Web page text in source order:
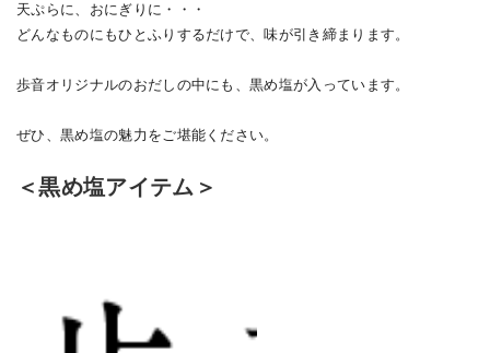
天ぷらに、おにぎりに・・・
どんなものにもひとふりするだけで、味が引き締まります。
歩音オリジナルのおだしの中にも、黒め塩が入っています。
ぜひ、黒め塩の魅力をご堪能ください。
＜黒め塩アイテム＞